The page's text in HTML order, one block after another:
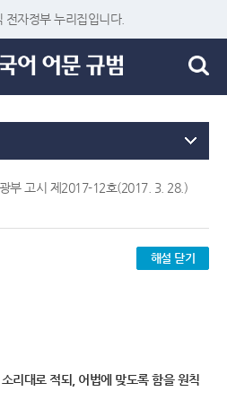
전자정부 누리집입니다.
부 고시 제2017-12호(2017. 3. 28.)
해설 닫기
리대로 적되, 어법에 맞도록 함을 원칙